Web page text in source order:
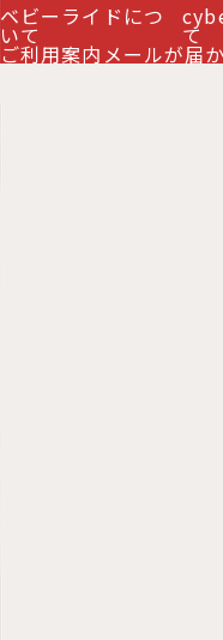
ベビーライドにつ
いて て
ご利用案内 メールが届